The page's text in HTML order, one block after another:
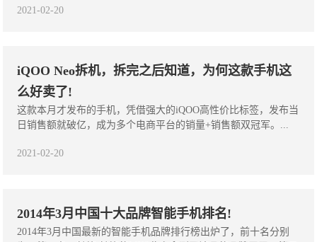
2021-02-20
iQOO Neo拆机，拆完之后知道，为何这款手机这
么好卖了!
这款本月才发布的手机，凭借强大的iQOO高性价比标签，发布当
日销售额就破亿，成为多个电商平台的销量+销售额双冠军。...
2021-02-20
2014年3月中国十大品牌智能手机排名!
2014年3月中国最新的智能手机品牌排行榜出炉了，前十名分别